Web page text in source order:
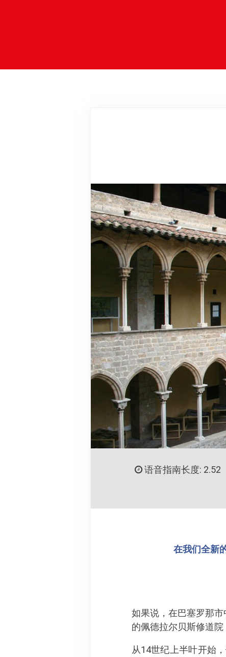
语音指南长度: 2.52
在我们全新
如果说，在巴塞罗那
的佩德拉尔贝斯修道院
从14世纪上半叶开始